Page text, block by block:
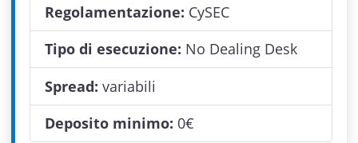
Regolamentazione: CySEC
Tipo di esecuzione: No Dealing Desk
Spread: variabili
Deposito minimo: 0€